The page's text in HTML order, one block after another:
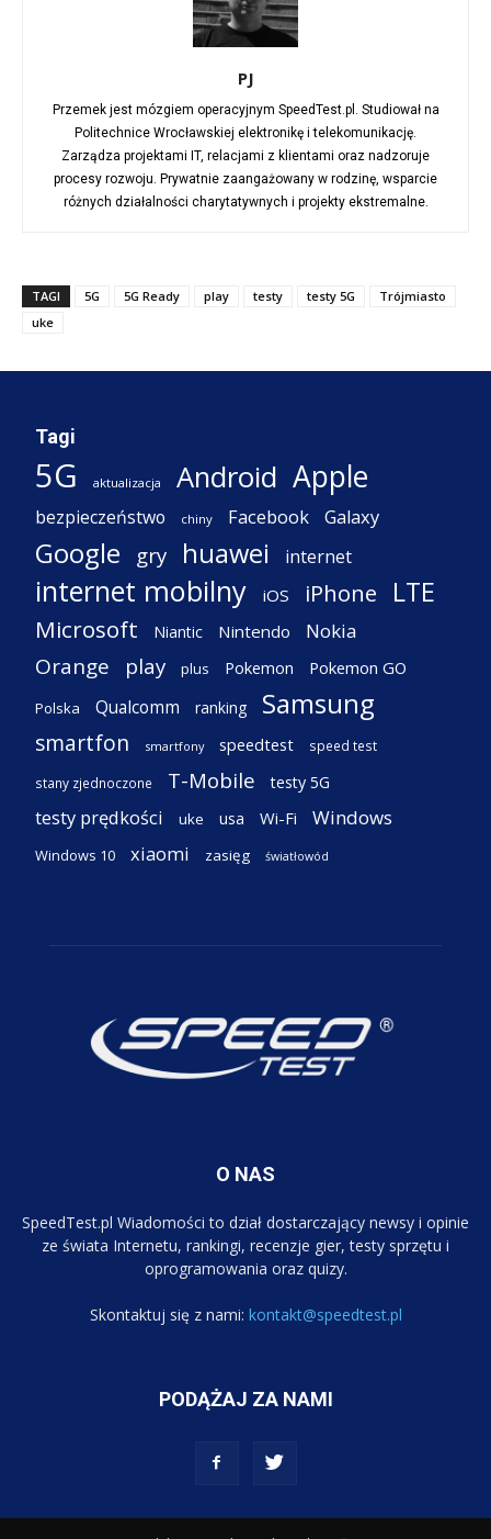
PJ
Przemek jest mózgiem operacyjnym SpeedTest.pl. Studiował na
Politechnice Wrocławskiej elektronikę i telekomunikację.
Zarządza projektami IT, relacjami z klientami oraz nadzoruje
procesy rozwoju. Prywatnie zaangażowany w rodzinę, wsparcie
różnych działalności charytatywnych i projekty ekstremalne.
TAGI 5G 5G Ready play testy testy 5G
Trójmiasto
uke
Tagi
5G aktualizacja Android Apple
bezpieczeństwo chiny Facebook Galaxy
Google gry huawei internet
internet mobilny iOS iPhone LTE
Microsoft Niantic Nintendo Nokia
Orange play plus Pokemon Pokemon GO
Polska Qualcomm ranking Samsung
smartfon smartfony speedtest speed test
stany zjednoczone T-Mobile testy 5G
testy prędkości uke usa Wi-Fi Windows
Windows 10 xiaomi zasięg światłowód
O NAS
SpeedTest.pl Wiadomości to dział dostarczający newsy i opinie
ze świata Internetu, rankingi, recenzje gier, testy sprzętu i
oprogramowania oraz quizy.
Skontaktuj się z nami: kontakt@speedtest.pl
PODĄŻAJ ZA NAMI